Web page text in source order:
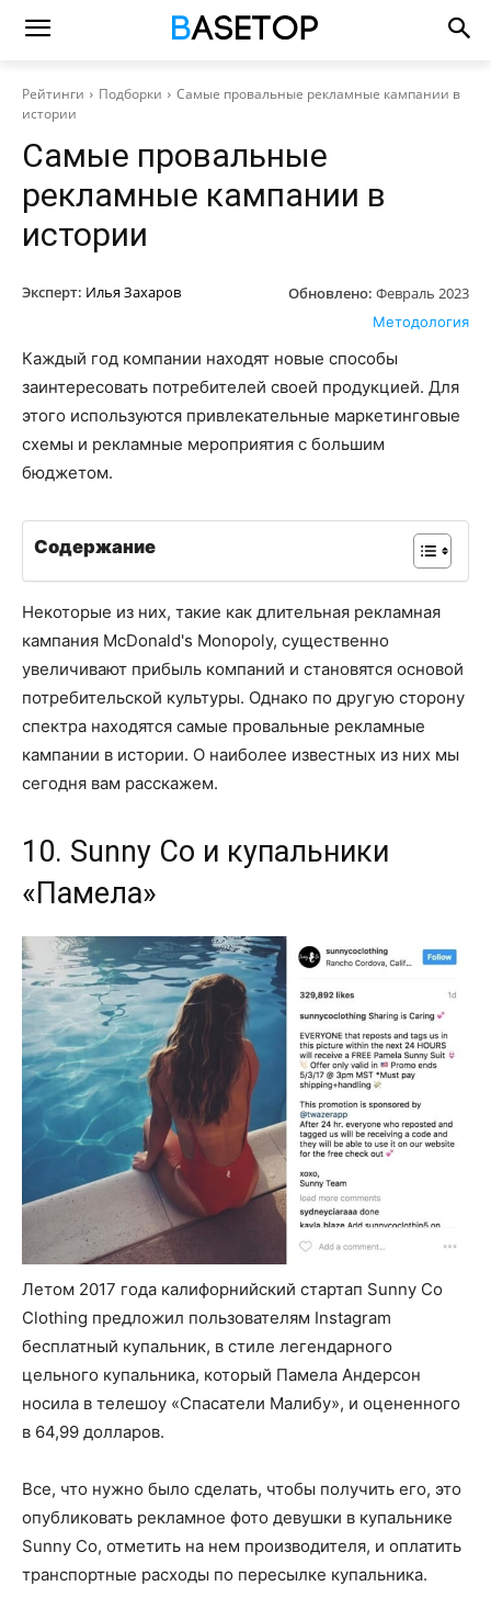
Рейтинги Подборки
Самые провальные рекламные кампании в
истории
Самые провальные
рекламные кампании в
истории
Эксперт: Илья Захаров Обновлено: Февраль 2023
Методология
Каждый год компании находят новые способы
заинтересовать потребителей своей продукцией. Для
этого используются привлекательные маркетинговые
схемы и рекламные мероприятия с большим
бюджетом.
Содержание
Некоторые из них, такие как длительная рекламная
кампания McDonald's Monopoly, существенно
увеличивают прибыль компаний и становятся основой
потребительской культуры. Однако по другую сторону
спектра находятся самые провальные рекламные
кампании в истории. О наиболее известных из них мы
сегодня вам расскажем.
10. Sunny Co и купальники
«Памела»
Летом 2017 года калифорнийский стартап Sunny Co
Clothing предложил пользователям Instagram
бесплатный купальник, в стиле легендарного
цельного купальника, который Памела Андерсон
носила в телешоу «Спасатели Малибу», и оцененного
в 64,99 долларов.
Все, что нужно было сделать, чтобы получить его, это
опубликовать рекламное фото девушки в купальнике
Sunny Co, отметить на нем производителя, и оплатить
транспортные расходы по пересылке купальника.